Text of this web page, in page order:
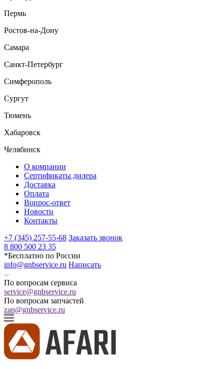
Пермь
Ростов-на-Дону
Самара
Санкт-Петербург
Симферополь
Сургут
Тюмень
Хабаровск
Челябинск
О компании
Сертификаты дилера
Доставка
Оплата
Вопрос-ответ
Новости
Контакты
+7 (345) 257-55-68 Заказать звонок
8 800 500 23 35
*Бесплатно по России
info@gnbservice.ru Написать
По вопросам сервиса
service@gnbservice.ru
По вопросам запчастей
zap@gnbservice.ru